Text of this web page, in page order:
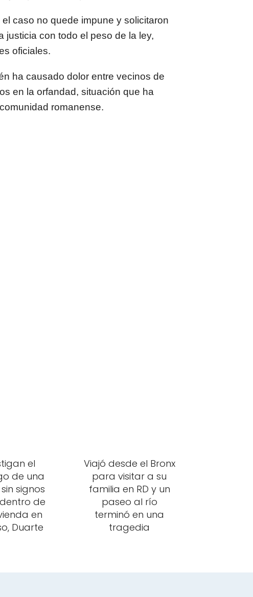
caso no quede impune y solicitaron
justicia con todo el peso de la ley,
oficiales.
ha causado dolor entre vecinos de
en la orfandad, situación que ha
romanense.
el
de una
signos
de
en
Duarte
Viajó desde el Bronx
para visitar a su
familia en RD y un
paseo al río
terminó en una
tragedia